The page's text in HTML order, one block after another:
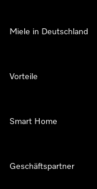
Miele in Deutschland
Vorteile
Smart Home
Geschäftspartner